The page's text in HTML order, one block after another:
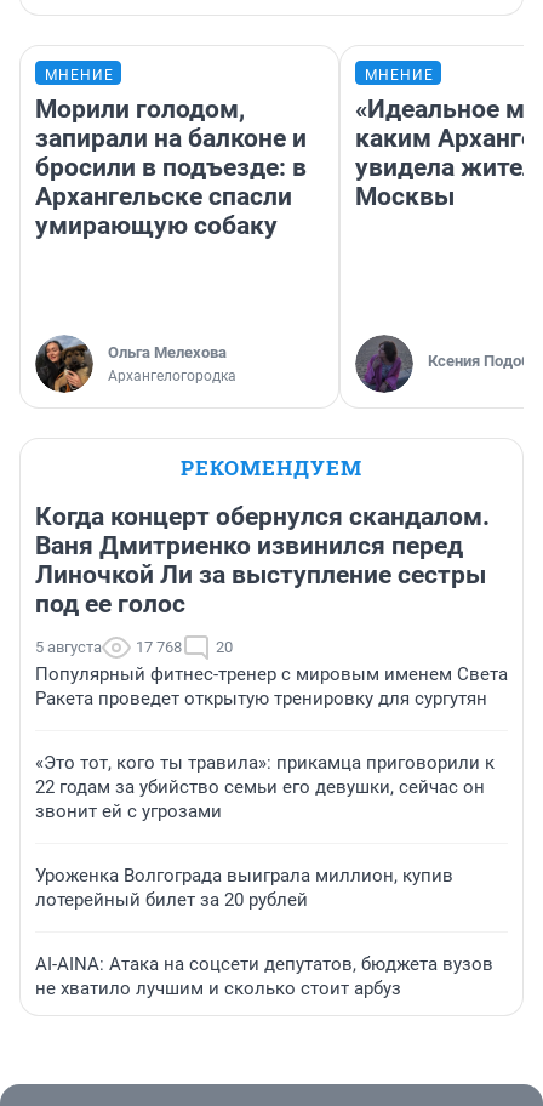
МНЕНИЕ
Морили голодом,
запирали на балконе и
бросили в подъезде: в
Архангельске спасли
умирающую собаку
Ольга Мелехова
Архангелогородка
МНЕНИЕ
«Идеальное
каким
увидела
Москвы
Ксения
РЕКОМЕНДУЕМ
Когда концерт обернулся скандалом.
Ваня Дмитриенко извинился перед
Линочкой Ли за выступление сестры
под ее голос
5 августа 17 768 20
Популярный фитнес-тренер с мировым именем Света
Ракета проведет открытую тренировку для сургутян
«Это тот, кого ты травила»: прикамца приговорили к
22 годам за убийство семьи его девушки, сейчас он
звонит ей с угрозами
Уроженка Волгограда выиграла миллион, купив
лотерейный билет за 20 рублей
AI-AINA: Атака на соцсети депутатов, бюджета вузов
не хватило лучшим и сколько стоит арбуз